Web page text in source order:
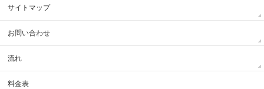
サイトマップ
お問い合わせ
流れ
料金表